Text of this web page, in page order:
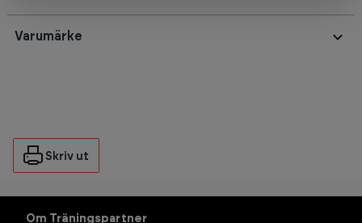
Varumärke
Skriv ut
Om Träningspartner